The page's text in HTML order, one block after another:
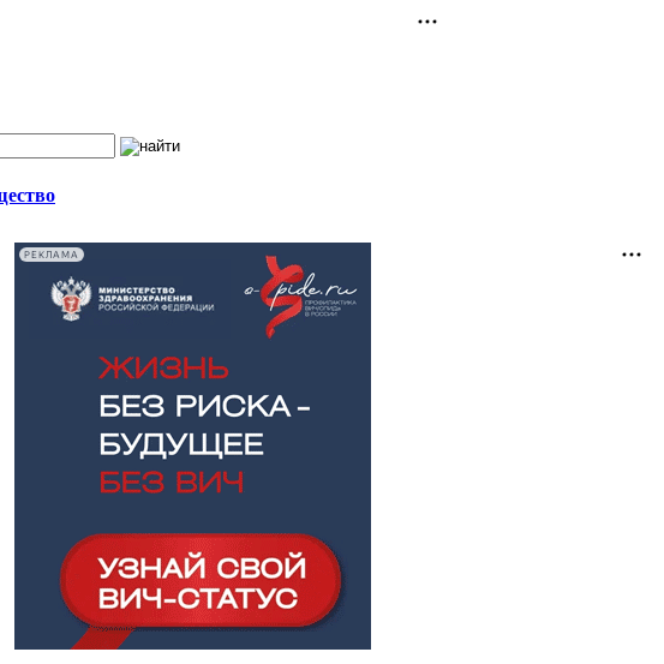
РЕКЛАМА